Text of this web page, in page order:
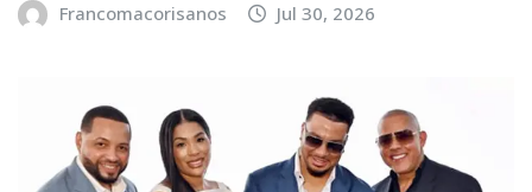
Francomacorisanos Jul 30, 2026